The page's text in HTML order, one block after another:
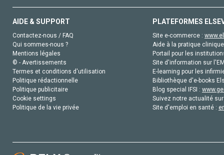
AIDE & SUPPORT
Contactez-nous / FAQ
Qui sommes-nous ?
Mentions légales
© - Avertissements
Termes et conditions d'utilisation
Politique rédactionnelle
Politique publicitaire
Cookie settings
Politique de la vie privée
PLATEFORMES
Site e-commerce :
Aide à la pratique
Portail pour les
Site d'information sur
E-learning pour les
Bibliothèque d'e-books
Blog special IFSI :
Suivez notre actualité
Site d'emploi en santé :